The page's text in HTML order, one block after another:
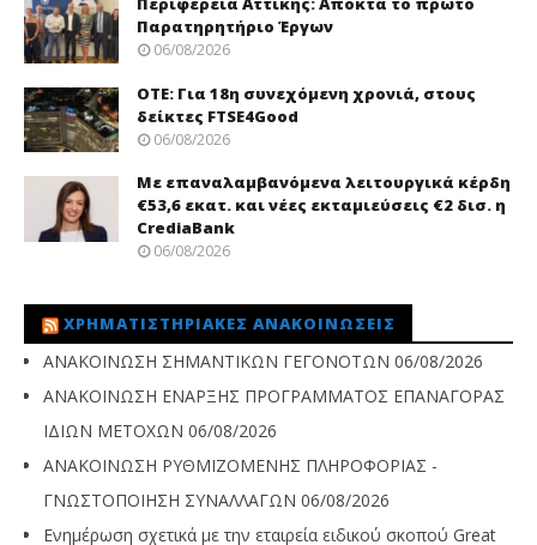
Παρατηρητήριο Έργων
06/08/2026
ΟΤΕ: Για 18η συνεχόμενη χρονιά, στους
δείκτες FTSE4Good
06/08/2026
Με επαναλαμβανόμενα λειτουργικά κέρδη
€53,6 εκατ. και νέες εκταμιεύσεις €2 δισ. η
CrediaBank
06/08/2026
ΧΡΗΜΑΤΙΣΤΗΡΙΑΚΈΣ ΑΝΑΚΟΙΝΏΣΕΙΣ
ΑΝΑΚΟΙΝΩΣΗ ΣΗΜΑΝΤΙΚΩΝ ΓΕΓΟΝΟΤΩΝ 06/08/2026
ΑΝΑΚΟΙΝΩΣΗ ΕΝΑΡΞΗΣ ΠΡΟΓΡΑΜΜΑΤΟΣ ΕΠΑΝΑΓΟΡΑΣ
ΙΔΙΩΝ ΜΕΤΟΧΩΝ 06/08/2026
ΑΝΑΚΟΙΝΩΣΗ ΡΥΘΜΙΖΟΜΕΝΗΣ ΠΛΗΡΟΦΟΡΙΑΣ -
ΓΝΩΣΤΟΠΟΙΗΣΗ ΣΥΝΑΛΛΑΓΩΝ 06/08/2026
Ενημέρωση σχετικά με την εταιρεία ειδικού σκοπού Great